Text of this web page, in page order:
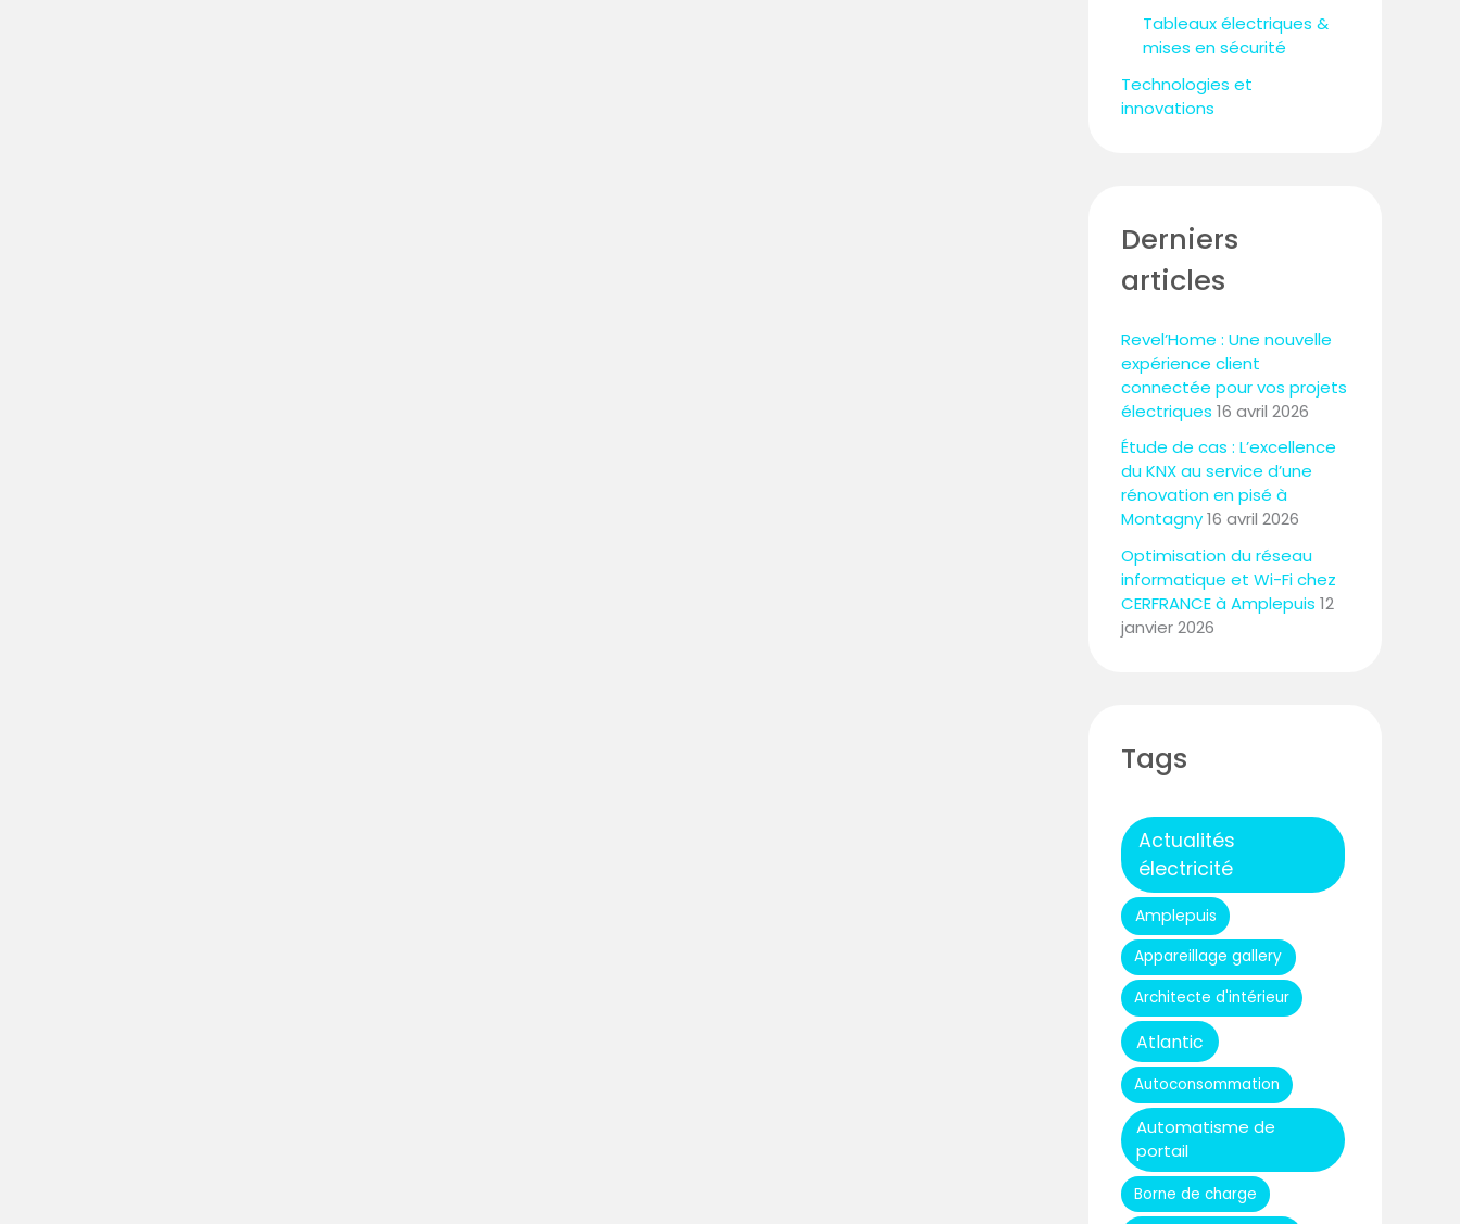
Tableaux électriques &
mises en sécurité
Technologies et
innovations
Derniers
articles
Revel’Home : Une nouvelle
expérience client
connectée pour vos projets
électriques 16 avril 2026
Étude de cas : L’excellence
du KNX au service d’une
rénovation en pisé à
Montagny16 avril 2026
Optimisation du réseau
informatique et Wi-Fi chez
CERFRANCE à Amplepuis 12
janvier 2026
Tags
Actualités
électricité
Amplepuis
Appareillage gallery
Architecte d'intérieur
Atlantic
Autoconsommation
Automatisme de
portail
Borne de charge